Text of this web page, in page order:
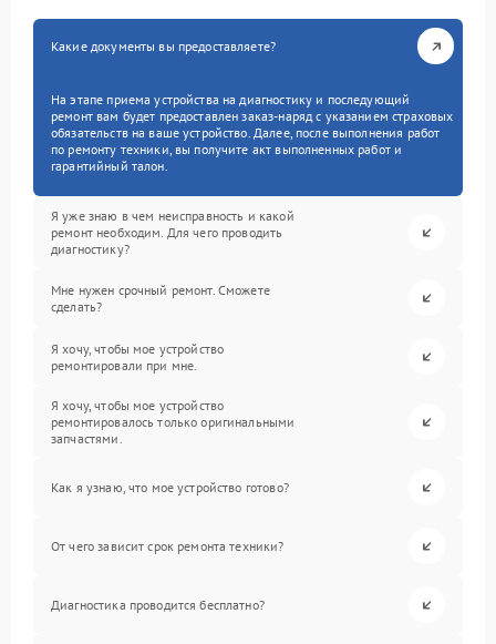
Какие документы вы предоставляете?
На этапе приема устройства на диагностику и последующий
ремонт вам будет предоставлен заказ-наряд с указанием страховых
обязательств на ваше устройство. Далее, после выполнения работ
по ремонту техники, вы получите акт выполненных работ и
гарантийный талон.
Я уже знаю в чем неисправность и какой
ремонт необходим. Для чего проводить
диагностику?
Мне нужен срочный ремонт. Сможете
сделать?
Я хочу, чтобы мое устройство
ремонтировали при мне.
Я хочу, чтобы мое устройство
ремонтировалось только оригинальными
запчастями.
Как я узнаю, что мое устройство готово?
От чего зависит срок ремонта техники?
Диагностика проводится бесплатно?